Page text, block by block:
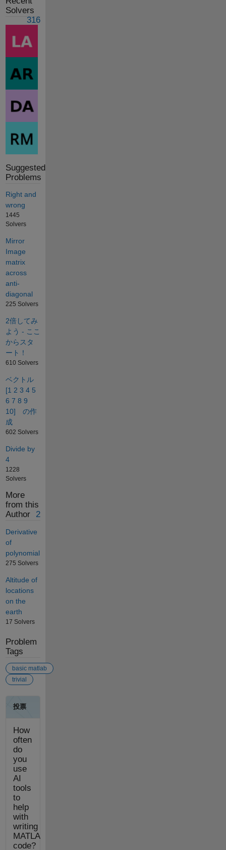
Solvers
316
Suggested
Problems
Right and
wrong
1445
Solvers
Mirror
Image
matrix
across
anti-
diagonal
225 Solvers
2倍してみ
よう - ここ
からスタ
ート！
610 Solvers
ベクトル
[1 2 3 4 5
6 7 8 9
10] の作
成
602 Solvers
Divide by
4
1228
Solvers
More
from this
Author
2
Derivative
of
polynomial
275 Solvers
Altitude of
locations
on the
earth
17 Solvers
Problem
Tags
basic matlab
trivial